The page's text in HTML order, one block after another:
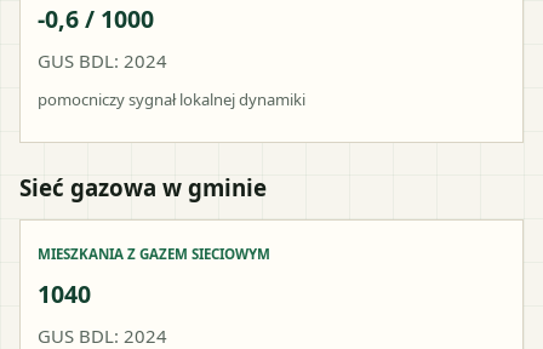
-0,6 / 1000
GUS BDL: 2024
pomocniczy sygnał lokalnej dynamiki
Sieć gazowa w gminie
MIESZKANIA Z GAZEM SIECIOWYM
1040
GUS BDL: 2024